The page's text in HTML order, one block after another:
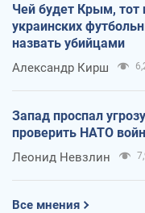
Чей будет Крым, тот
украинских
назвать убийцами
Александр Кирш
Запад проспал
проверить НАТО
Леонид Невзлин
Все мнения